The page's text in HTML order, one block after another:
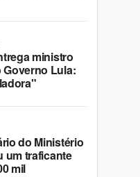
ministro
Lula:
do Ministério
um traficante
mil